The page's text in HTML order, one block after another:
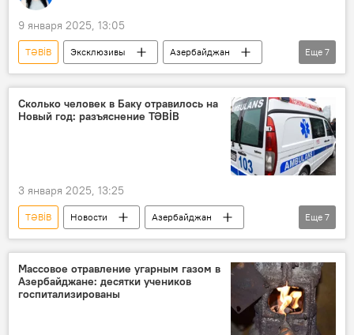
9 января 2025, 13:05
TƏBİB Эксклюзивы
Азербайджан
Вирус
Минздрав АР
пандемия
Больницы
Распространение
Инфекция
Еще 7
Сколько человек в Баку отравилось на
Новый год: разъяснение TƏBİB
3 января 2025, 13:25
TƏBİB Новости
Азербайджан
Происшествия в Азербайджане
Отравление
Клинический медицинский центр
Баку
Лекарства
Ботулизм угарный газ
Еще 7
Массовое отравление угарным газом в
Азербайджане: десятки учеников
госпитализированы